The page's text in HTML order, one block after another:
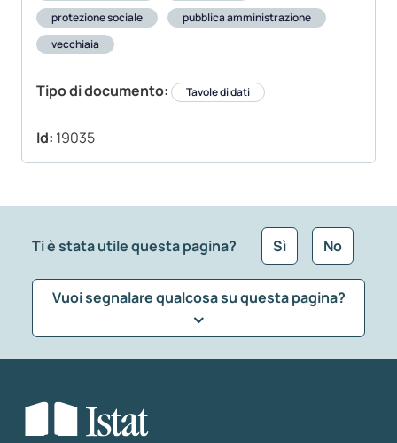
protezione sociale
pubblica amministrazione
vecchiaia
Tipo di documento: Tavole di dati
Id: 19035
Ti è stata utile questa pagina? Sì No
Vuoi segnalare qualcosa su questa pagina?
Seleziona la tipologia della segnalazione